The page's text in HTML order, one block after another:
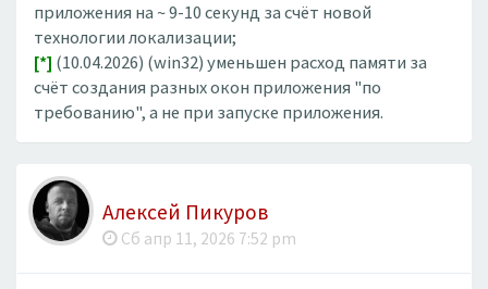
приложения на ~ 9-10 секунд за счёт новой
технологии локализации;
[*] (10.04.2026) (win32) уменьшен расход памяти за
счёт создания разных окон приложения "по
требованию", а не при запуске приложения.
Алексей Пикуров
Сб апр 11, 2026 7:52 pm